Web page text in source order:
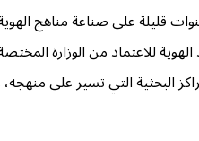
قليلة على صناعة مناهج الهوية
للاعتماد من الوزارة
البحثية التي تسير على